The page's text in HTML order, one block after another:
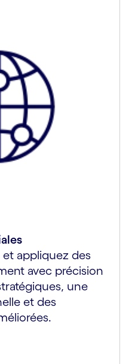
et appliquez des
avec précision
une
et des